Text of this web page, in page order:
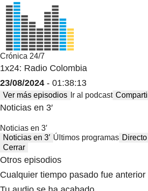
Crónica 24/7
1x24: Radio Colombia
23/08/2024 - 01:38:13
Ver más episodios Ir al podcast
Noticias en 3′
Noticias en 3′
Noticias en 3′ Últimos programas Directo
Cerrar
Otros episodios
Cualquier tiempo pasado fue anterior